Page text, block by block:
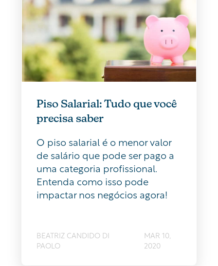
Piso Salarial: Tudo que você
precisa saber
O piso salarial é o menor valor
de salário que pode ser pago a
uma categoria profissional.
Entenda como isso pode
impactar nos negócios agora!
BEATRIZ CANDIDO DI
PAOLO
MAR 10,
2020